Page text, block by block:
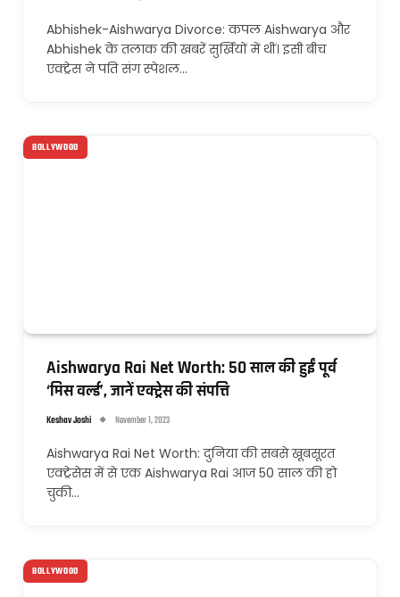
Abhishek-Aishwarya Divorce: कपल Aishwarya और
Abhishek के तलाक की खबरें सुर्खियों में थीं। इसी बीच
एक्ट्रेस ने पति संग स्पेशल…
BOLLYWOOD
Aishwarya Rai Net Worth: 50 साल की हुईं पूर्व
‘मिस वर्ल्ड’, जानें एक्ट्रेस की संपत्ति
Keshav Joshi November 1, 2023
Aishwarya Rai Net Worth: दुनिया की सबसे खूबसूरत
एक्ट्रेसेस में से एक Aishwarya Rai आज 50 साल की हो
चुकी…
BOLLYWOOD